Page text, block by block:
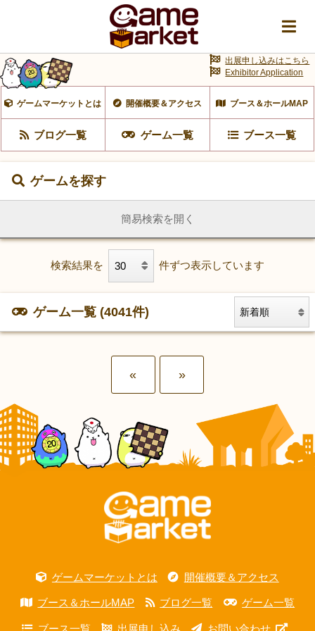
ゲームマーケットとは 開催概要＆アクセス ブース＆ホールMAP
ブログ一覧 ゲーム一覧 ブース一覧
出展申し込みはこちら
Exhibitor Application
ゲームを探す
簡易検索を開く
検索結果を 件ずつ表示しています
ゲーム一覧 (4041件)
« »
ゲームマーケットとは 開催概要＆アクセス
ブース＆ホールMAP ブログ一覧 ゲーム一覧
ブース一覧 出展申し込み お問い合わせ